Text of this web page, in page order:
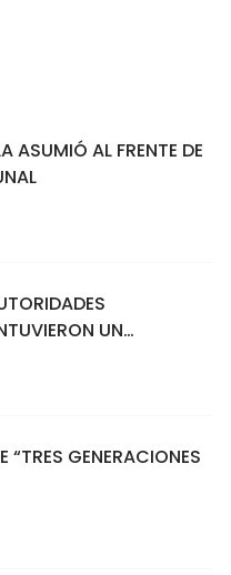
ASUMIÓ AL FRENTE DE
UN
POR LA
“TRES GENERACIONES